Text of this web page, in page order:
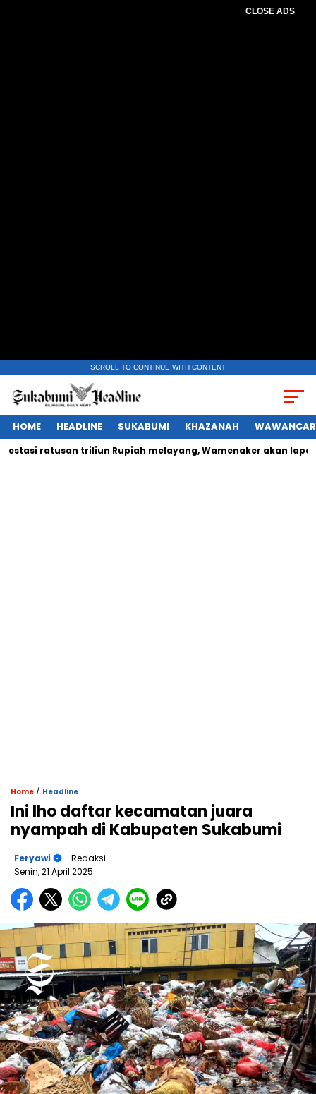
CLOSE ADS
SCROLL TO CONTINUE WITH CONTENT
HOME HEADLINE SUKABUMI KHAZANAH
ratusan triliun Rupiah melayang, Wamenaker akan laporkan
Home / Headline
Ini lho daftar kecamatan juara
nyampah di Kabupaten Sukabumi
Feryawi
- Redaksi
Senin, 21 April 2025